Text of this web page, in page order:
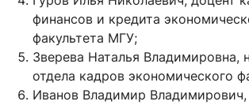
финансов и кредита
факультета МГУ;
Зверева Наталья Владимировна,
отдела кадров экономического
Иванов Владимир